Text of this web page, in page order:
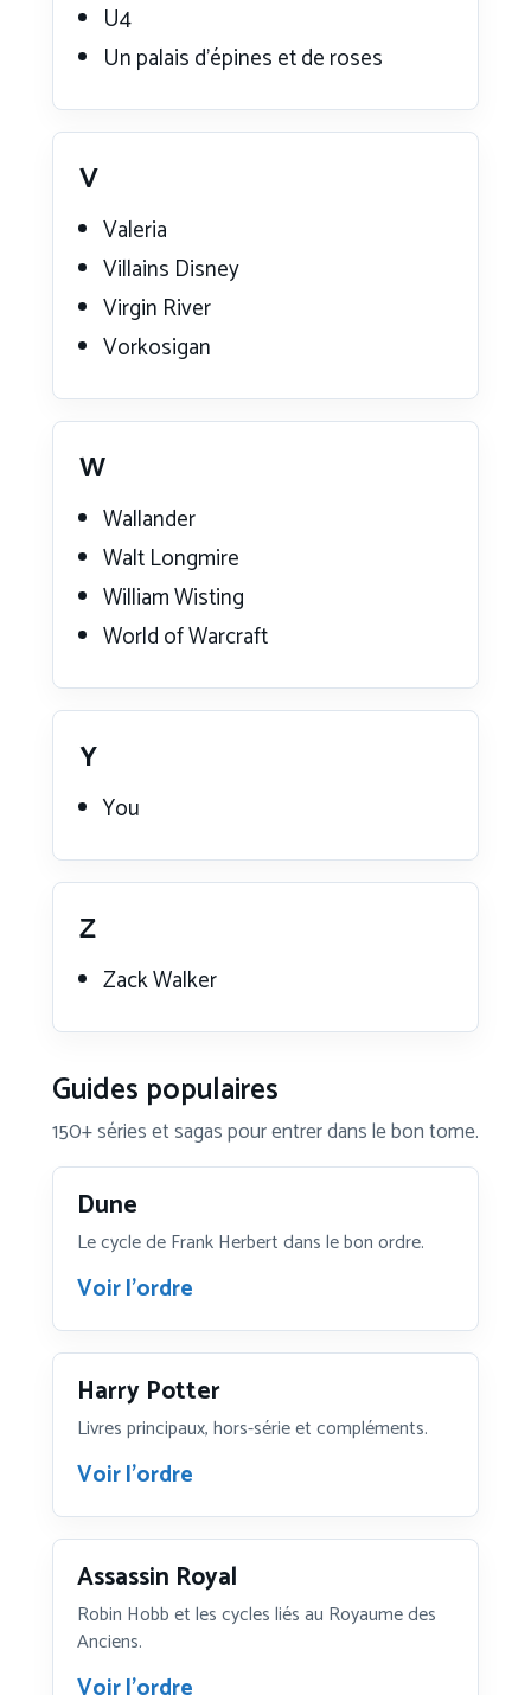
U4
Un palais d’épines et de roses
V
Valeria
Villains Disney
Virgin River
Vorkosigan
W
Wallander
Walt Longmire
William Wisting
World of Warcraft
Y
You
Z
Zack Walker
Guides populaires
150+ séries et sagas pour entrer dans le bon tome.
Dune
Le cycle de Frank Herbert dans le bon ordre.
Voir l’ordre
Harry Potter
Livres principaux, hors-série et compléments.
Voir l’ordre
Assassin Royal
Robin Hobb et les cycles liés au Royaume des
Anciens.